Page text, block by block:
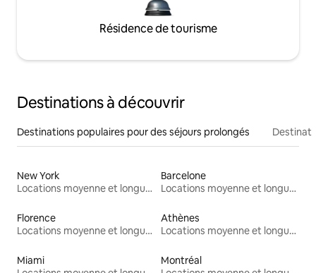
Résidence de tourisme
Destinations à découvrir
Destinations populaires pour des séjours prolongés
New York
Locations moyenne et longue durée
Barcelone
Locations moyenne et longue durée
Florence
Locations moyenne et longue durée
Athènes
Locations moyenne et longue durée
Miami
Montréal